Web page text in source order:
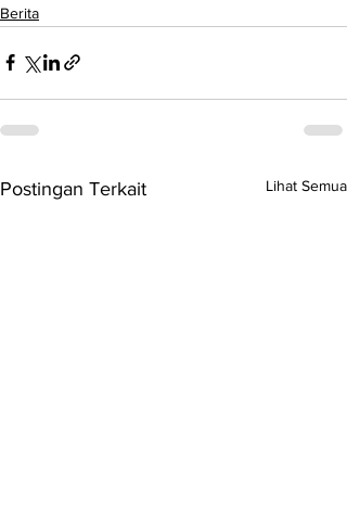
Berita
Postingan Terkait Lihat Semua